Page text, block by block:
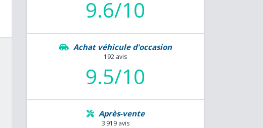
9.6/10
Achat véhicule d'occasion
192 avis
9.5/10
Après-vente
3 919 avis